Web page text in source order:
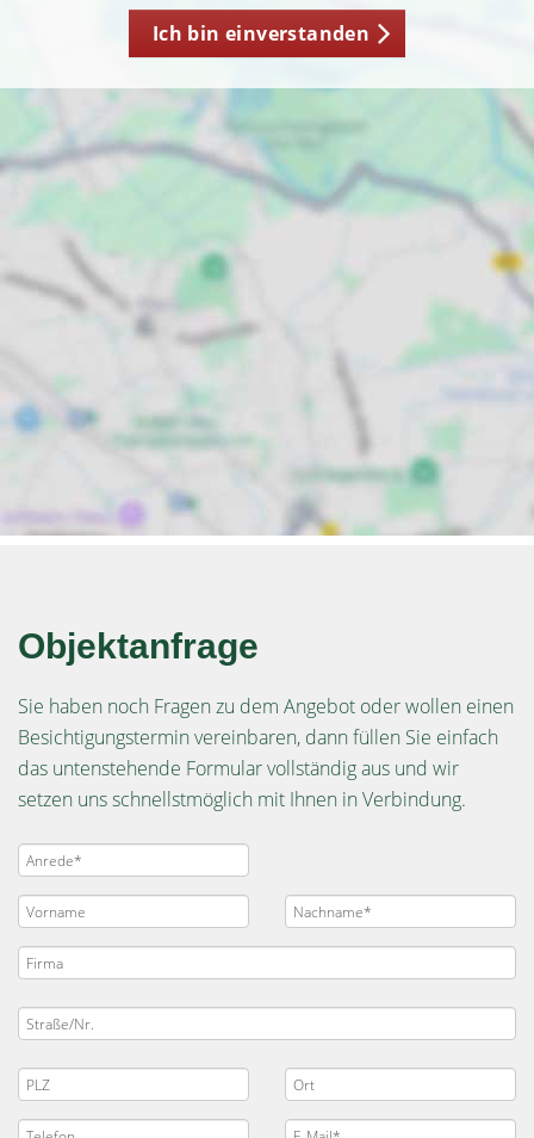
Ich bin einverstanden
Objektanfrage
Sie haben noch Fragen zu dem Angebot oder wollen einen
Besichtigungstermin vereinbaren, dann füllen Sie einfach
das untenstehende Formular vollständig aus und wir
setzen uns schnellstmöglich mit Ihnen in Verbindung.